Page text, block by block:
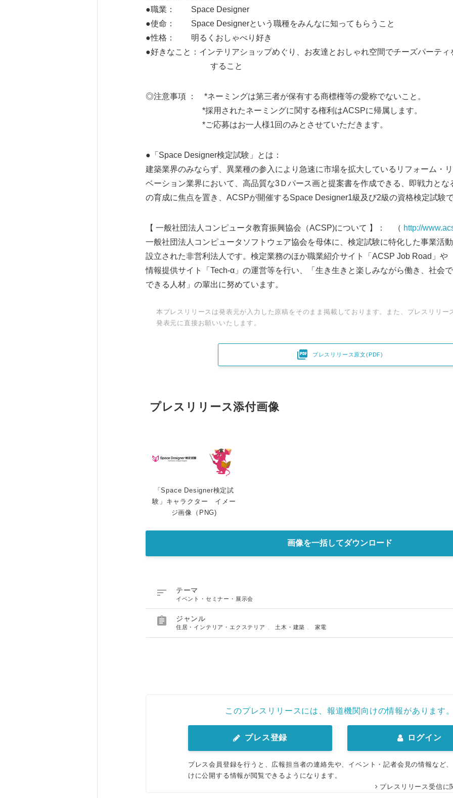
●職業： Space Designer
●使命： Space Designerという職種をみんなに知ってもらうこと
●性格： 明るくおしゃべり好き
●好きなこと：インテリアショップめぐり、お友達とおしゃれ空間でチーズパーティ
すること
◎注意事項 ： *ネーミングは第三者が保有する商標権等の愛称でないこと。
*採用されたネーミングに関する権利はACSPに帰属します。
*ご応募はお一人様1回のみとさせていただきます。
●「Space Designer検定試験」とは：
建築業界のみならず、異業種の参入により急速に市場を拡大しているリフォーム・
ベーション業界において、高品質な3Ｄパース画と提案書を作成できる、即戦力とな
の育成に焦点を置き、ACSPが開催するSpace Designer1級及び2級の資格検定試験
【 一般社団法人コンピュータ教育振興協会（ACSP)について 】： （ http://
一般社団法人コンピュータソフトウェア協会を母体に、検定試験に特化した事業活
設立された非営利法人です。検定業務のほか職業紹介サイト「ACSP Job Road」や
情報提供サイト「Tech-α」の運営等を行い、「生き生きと楽しみながら働き、社会
できる人材」の輩出に努めています。
本プレスリリースは発表元が入力した原稿をそのまま掲載しております。また、プレスリリー
発表元に直接お願いいたします。
 プレスリリース原文(PDF)
プレスリリース添付画像
「Space Designer検定試
験」キャラクター イメー
ジ画像（PNG)
画像を一括してダウンロード
 テーマ
イベント・セミナー・展示会
 ジャンル
住居・インテリア・エクステリア 土木・建築 家電
このプレスリリースには、報道機関向けの情報があります
プレス登録 ログイン
プレス会員登録を行うと、広報担当者の連絡先や、イベント・記者会見の情報など
けに公開する情報が閲覧できるようになります。
プレスリリース受信に
Japanese